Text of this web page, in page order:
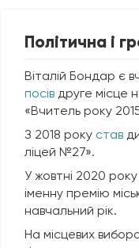
Політична і
Віталій Бондар є
посів друге місце
«Вчитель року
З 2018 року став
ліцей №27».
У жовтні 2020
іменну премію
навчальний рік.
На місцевих